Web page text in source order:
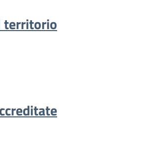
territorio